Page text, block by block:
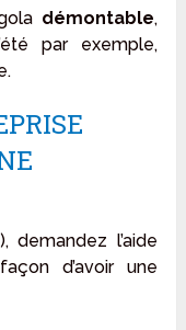
démontable,
par exemple,
demandez l’aide
d’avoir une